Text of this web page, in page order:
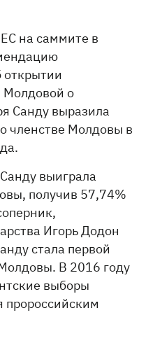
на саммите в
открытии
Молдовой о
Санду выразила
членстве Молдовы в
выиграла
получив 57,74%
Игорь Додон
стала первой
В 2016 году
выборы
пророссийским